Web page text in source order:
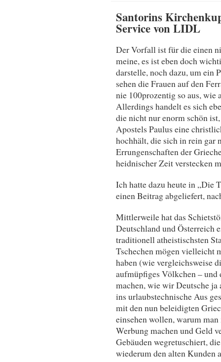
Santorins
Service von LIDL
Der Vorfall ist für die einen
meine, es ist eben doch
darstelle, noch dazu, um ein
sehen die Frauen auf den
nie 100prozentig so aus, wie
Allerdings handelt es sich
die nicht nur enorm schön
Apostels Paulus eine
hochhält, die sich in rein gar
Errungenschaften der
heidnischer Zeit verstecken
Ich hatte dazu heute in „Die
einen Beitrag abgeliefert,
Mittlerweile hat das
Deutschland und Österreich
traditionell atheistischsten
Tschechen mögen vielleicht
haben (wie vergleichsweise
aufmüpfiges Völkchen – und
machen, wie wir Deutsche
ins urlaubstechnische Aus
mit den nun beleidigten
einsehen wollen, warum
Werbung machen und Geld
Gebäuden wegretuschiert,
wiederum den alten Kunden